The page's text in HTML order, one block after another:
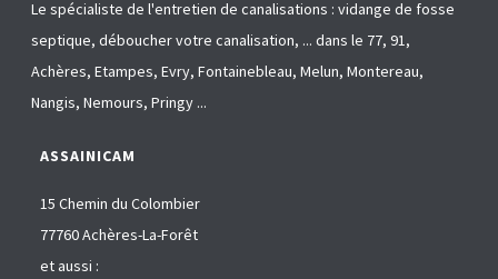
Le spécialiste de l'entretien de canalisations : vidange de fosse
septique, déboucher votre canalisation, ... dans le 77, 91,
Achères, Etampes, Evry, Fontainebleau, Melun, Montereau,
Nangis, Nemours, Pringy ...
ASSAINICAM
15 Chemin du Colombier
77760 Achères-La-Forêt
et aussi :